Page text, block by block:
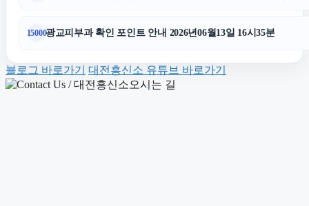
부산휴대폰성지
대안학교
15000광교피부과 확인 포인트 안내 2026년06월13일 16시35분
블로그 바로가기 대전흥신소 유튜브 바로가기